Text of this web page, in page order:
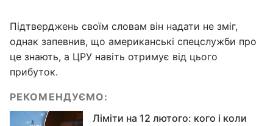
Підтверджень своїм словам він надати не зміг,
однак запевнив, що американські спецслужби про
це знають, а ЦРУ навіть отримує від цього
прибуток.
РЕКОМЕНДУЄМО:
Ліміти на 12 лютого: кого і коли